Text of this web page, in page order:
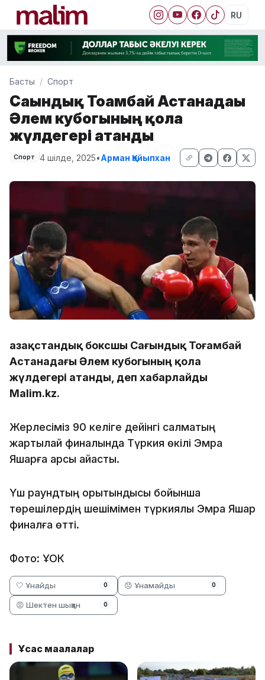
RU
Басты Спорт
Сағындық Тоғамбай Астанадағы
Әлем кубогының қола
жүлдегері атанды
Спорт 4 шілде, 2025•Арман Қайыпхан
Қазақстандық боксшы Сағындық Тоғамбай
Астанадағы Әлем кубогының қола
жүлдегері атанды, деп хабарлайды
Malim.kz.
Жерлесіміз 90 келіге дейінгі салмақтың
жартылай финалында Түркия өкілі Эмра
Яшарға қарсы айқасты.
Үш раундтың қорытындысы бойынша
төрешілердің шешімімен түркиялық Эмра Яшар
финалға өтті.
Фото: ҰОК
🤍 Ұнайды 0 😞 Ұнамайды 0
😡 Шектен шыққан 0
Ұқсас мақалалар